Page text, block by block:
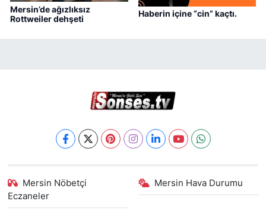
Mersin’de ağızlıksız
Rottweiler dehşeti
Haberin içine “cin” kaçtı.
Mersin Nöbetçi
Eczaneler
Mersin Hava Durumu